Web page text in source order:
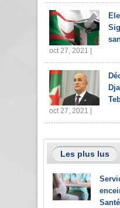
oct 27, 2021 |
oct 27, 2021 |
Les plus lus